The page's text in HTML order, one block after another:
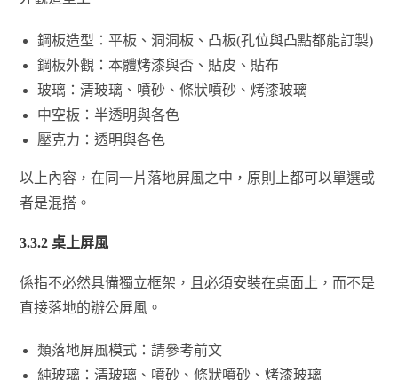
鋼板造型：平板、洞洞板、凸板(孔位與凸點都能訂製)
鋼板外觀：本體烤漆與否、貼皮、貼布
玻璃：清玻璃、噴砂、條狀噴砂、烤漆玻璃
中空板：半透明與各色
壓克力：透明與各色
以上內容，在同一片落地屏風之中，原則上都可以單選或
者是混搭。
3.3.2桌上屏風
係指不必然具備獨立框架，且必須安裝在桌面上，而不是
直接落地的辦公屏風。
類落地屏風模式：請參考前文
純玻璃：清玻璃、噴砂、條狀噴砂、烤漆玻璃